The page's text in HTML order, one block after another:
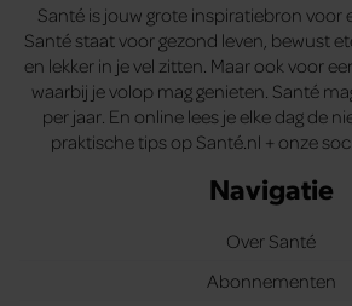
Santé is jouw grote inspiratiebron voor
Santé staat voor gezond leven, bewust
en lekker in je vel zitten. Maar ook voor
waarbij je volop mag genieten. Santé
per jaar. En online lees je elke dag de
praktische tips op Santé.nl + onze
Navigatie
Over Santé
Abonnementen